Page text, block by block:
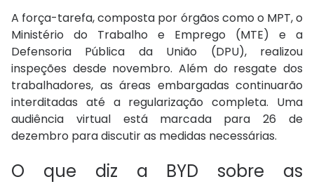
A força-tarefa, composta por órgãos como o MPT, o
Ministério do Trabalho e Emprego (MTE) e a
Defensoria Pública da União (DPU), realizou
inspeções desde novembro. Além do resgate dos
trabalhadores, as áreas embargadas continuarão
interditadas até a regularização completa. Uma
audiência virtual está marcada para 26 de
dezembro para discutir as medidas necessárias.
O que diz a BYD sobre as